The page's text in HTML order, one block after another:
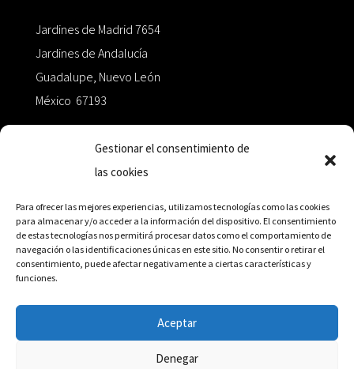
Gestionar el consentimiento de
las cookies
Para ofrecer las mejores experiencias, utilizamos tecnologías como las cookies
para almacenar y/o acceder a la información del dispositivo. El consentimiento
de estas tecnologías nos permitirá procesar datos como el comportamiento de
navegación o las identificaciones únicas en este sitio. No consentir o retirar el
consentimiento, puede afectar negativamente a ciertas características y
funciones.
Aceptar
Denegar
Jardines de Madrid 7654
Jardines de Andalucía
Guadalupe, Nuevo León
México 67193
+52 811.499.5638
RED DE DISTRIBUCIÓN